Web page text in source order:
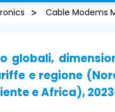
Cable Modems
globali,
e regione
e Africa),